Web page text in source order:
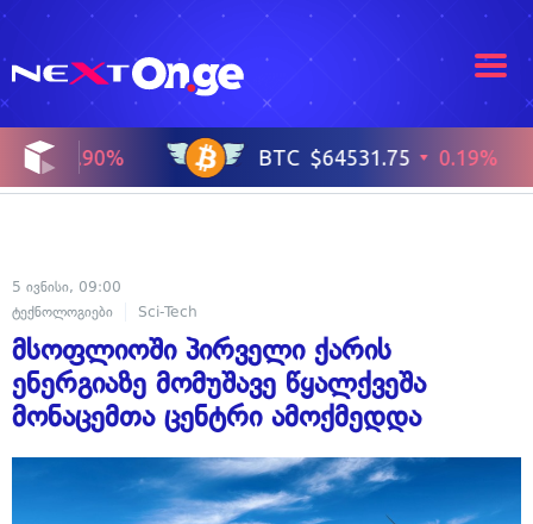
5 ივნისი, 09:00
ტექნოლოგიები
Sci-Tech
მსოფლიოში პირველი ქარის
ენერგიაზე მომუშავე წყალქვეშა
მონაცემთა ცენტრი ამოქმედდა